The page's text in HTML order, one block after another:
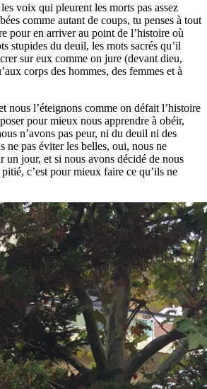
voix qui pleurent les morts pas assez
comme autant de coups, tu penses à tout
pour en arriver au point de l’histoire où
stupides du deuil, les mots sacrés qu’il
sur eux comme on jure (devant dieu,
corps des hommes, des femmes et à
nous l’éteignons comme on défait l’histoire
pour mieux nous apprendre à obéir,
n’avons pas peur, ni du deuil ni des
ne pas éviter les belles, oui, nous ne
un jour, et si nous avons décidé de nous
c’est pour mieux faire ce qu’ils ne